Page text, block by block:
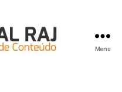
Menu